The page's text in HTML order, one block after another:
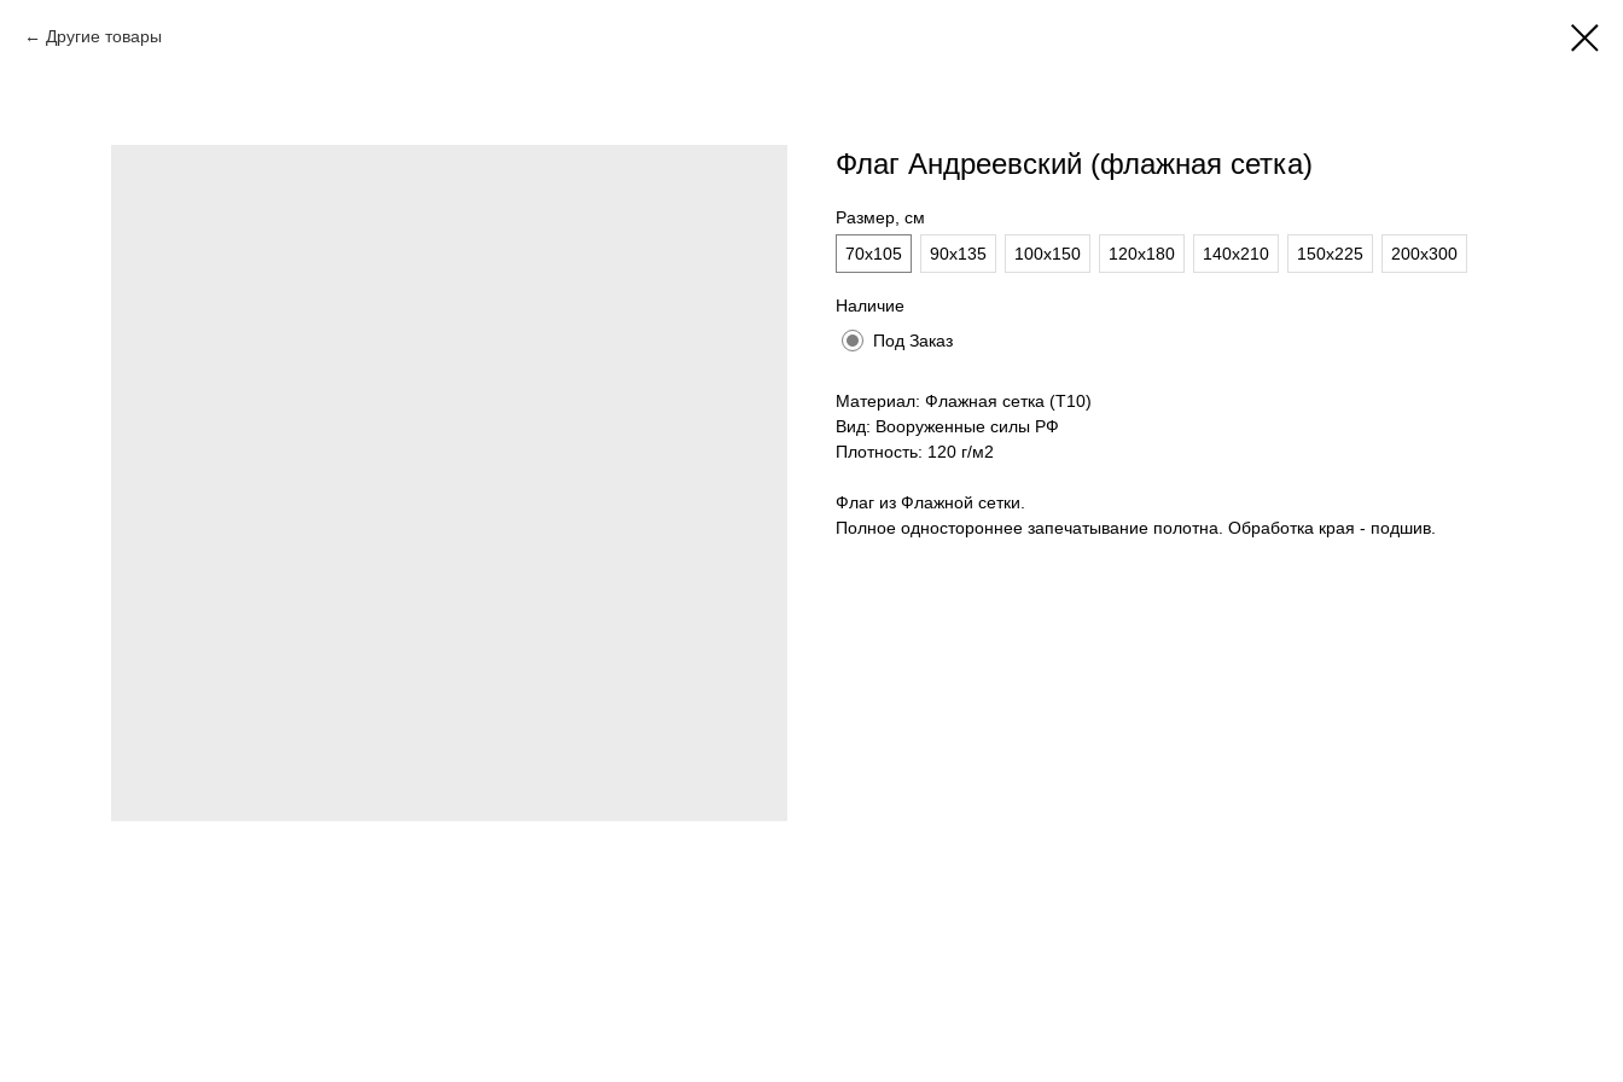
Другие товары
Флаг Андреевский (флажная сетка)
Размер, см
70х105
90x135 100х150 120х180 140x210 150х225 200х300
Наличие
Под Заказ
Материал: Флажная сетка (Т10)
Вид: Вооруженные силы РФ
Плотность: 120 г/м2
Флаг из Флажной сетки.
Полное одностороннее запечатывание полотна. Обработка края - подшив.